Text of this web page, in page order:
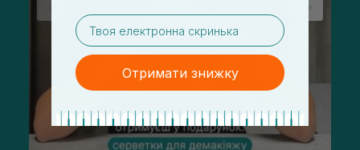
email
Отримати знижку